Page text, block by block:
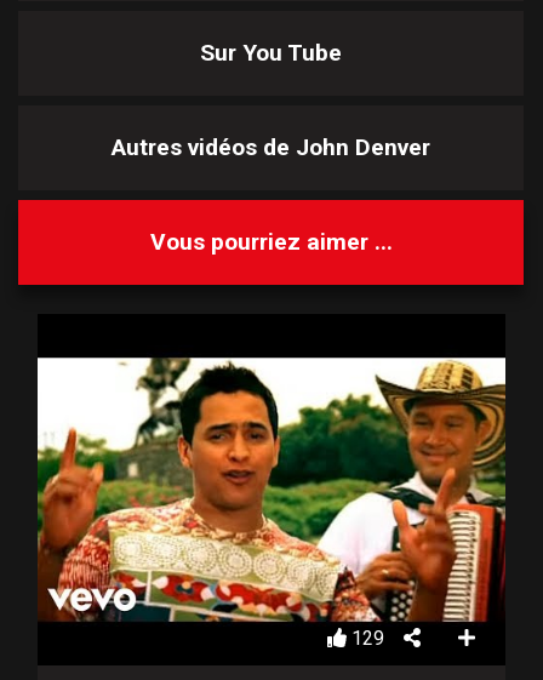
Sur You Tube
Autres vidéos de John Denver
Vous pourriez aimer ...
129